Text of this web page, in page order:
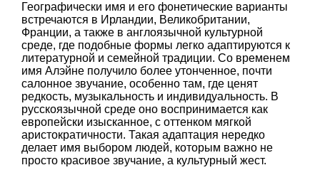
Географически имя и его фонетические варианты
встречаются в Ирландии, Великобритании,
Франции, а также в англоязычной культурной
среде, где подобные формы легко адаптируются к
литературной и семейной традиции. Со временем
имя Алэйне получило более утонченное, почти
салонное звучание, особенно там, где ценят
редкость, музыкальность и индивидуальность. В
русскоязычной среде оно воспринимается как
европейски изысканное, с оттенком мягкой
аристократичности. Такая адаптация нередко
делает имя выбором людей, которым важно не
просто красивое звучание, а культурный жест.